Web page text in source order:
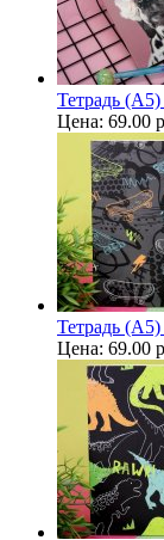
Тетрадь
Цена: 69.00
Тетрадь
Цена: 69.00